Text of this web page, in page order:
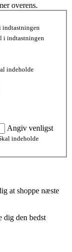
overens.
indtastningen
i indtastningen
indeholde
Angiv venligst
indeholde
at shoppe næste
dig den bedst